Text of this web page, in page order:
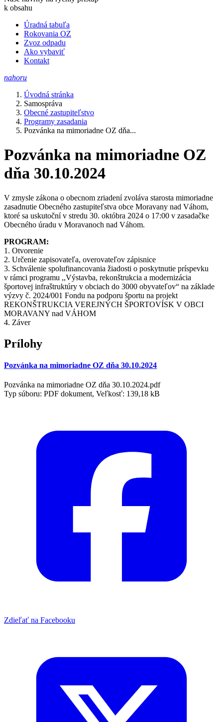
k obsahu
Úradná tabuľa
Rokovania OZ
Zvoz odpadu
Ako vybaviť
Kontakt
nahoru
Úvodná stránka
Samospráva
Obecné zastupiteľstvo
Programy zasadania
Pozvánka na mimoriadne OZ dňa...
Pozvánka na mimoriadne OZ
dňa 30.10.2024
V zmysle zákona o obecnom zriadení zvoláva starosta mimoriadne
zasadnutie Obecného zastupiteľstva obce Moravany nad Váhom,
ktoré sa uskutoční v stredu 30. októbra 2024 o 17:00 v zasadačke
Obecného úradu v Moravanoch nad Váhom.
PROGRAM:
1. Otvorenie
2. Určenie zapisovateľa, overovateľov zápisnice
3. Schválenie spolufinancovania žiadosti o poskytnutie príspevku
v rámci programu ,,Výstavba, rekonštrukcia a modernizácia
športovej infraštruktúry v obciach do 3000 obyvateľov“ na základe
výzvy č. 2024/001 Fondu na podporu športu na projekt
REKONŠTRUKCIA VEREJNÝCH ŠPORTOVÍSK V OBCI
MORAVANY nad VÁHOM
4. Záver
Prílohy
Pozvánka na mimoriadne OZ dňa 30.10.2024
Pozvánka na mimoriadne OZ dňa 30.10.2024.pdf
Typ súboru: PDF dokument, Veľkosť: 139,18 kB
Zdieľať na Facebooku